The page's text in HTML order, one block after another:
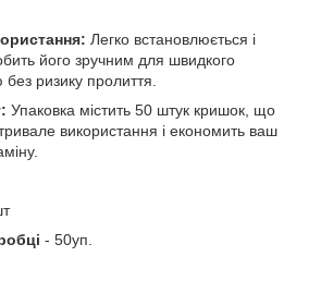
Легко встановлюється і
його зручним для швидкого
ризику пролиття.
Упаковка містить 50 штук кришок, що
використання і економить ваш
- 50уп.